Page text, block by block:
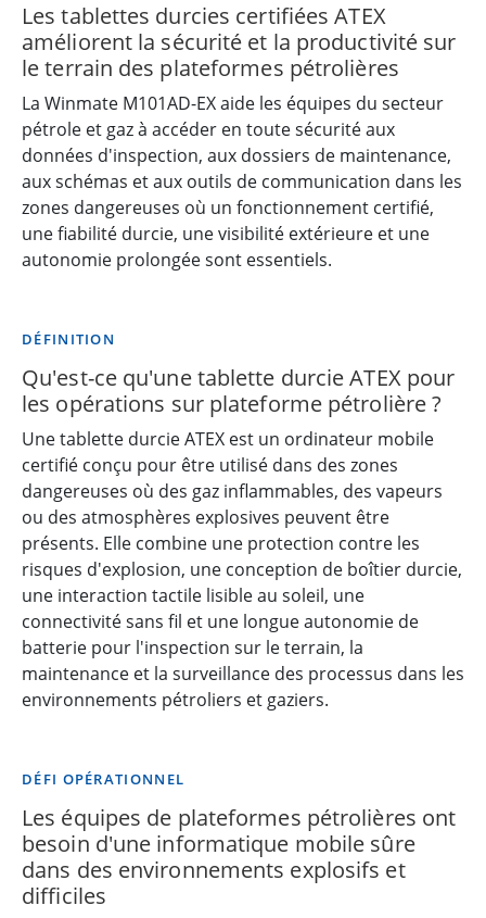
Les tablettes durcies certifiées ATEX
améliorent la sécurité et la productivité sur
le terrain des plateformes pétrolières
La Winmate M101AD-EX aide les équipes du secteur
pétrole et gaz à accéder en toute sécurité aux
données d'inspection, aux dossiers de maintenance,
aux schémas et aux outils de communication dans les
zones dangereuses où un fonctionnement certifié,
une fiabilité durcie, une visibilité extérieure et une
autonomie prolongée sont essentiels.
DÉFINITION
Qu'est-ce qu'une tablette durcie ATEX pour
les opérations sur plateforme pétrolière ?
Une tablette durcie ATEX est un ordinateur mobile
certifié conçu pour être utilisé dans des zones
dangereuses où des gaz inflammables, des vapeurs
ou des atmosphères explosives peuvent être
présents. Elle combine une protection contre les
risques d'explosion, une conception de boîtier durcie,
une interaction tactile lisible au soleil, une
connectivité sans fil et une longue autonomie de
batterie pour l'inspection sur le terrain, la
maintenance et la surveillance des processus dans les
environnements pétroliers et gaziers.
DÉFI OPÉRATIONNEL
Les équipes de plateformes pétrolières ont
besoin d'une informatique mobile sûre
dans des environnements explosifs et
difficiles